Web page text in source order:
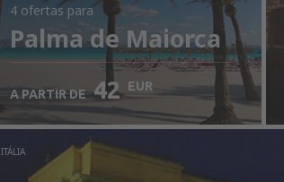
4 ofertas para
Palma de Maiorca
A PARTIR DE 42 EUR
ITÁLIA